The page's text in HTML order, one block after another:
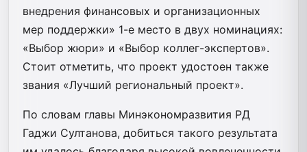
внедрения финансовых и организационных
мер поддержки» 1-е место в двух номинациях:
«Выбор жюри» и «Выбор коллег-экспертов».
Стоит отметить, что проект удостоен также
звания «Лучший региональный проект».
По словам главы Минэкономразвития РД
Гаджи Султанова, добиться такого результата